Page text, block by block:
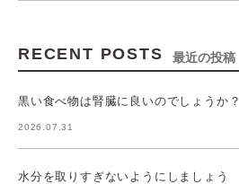
RECENT POSTS 最近の投稿
黒い食べ物は腎臓に良いのでしょうか？
2026.07.31
水分を取りすぎないようにしましょう